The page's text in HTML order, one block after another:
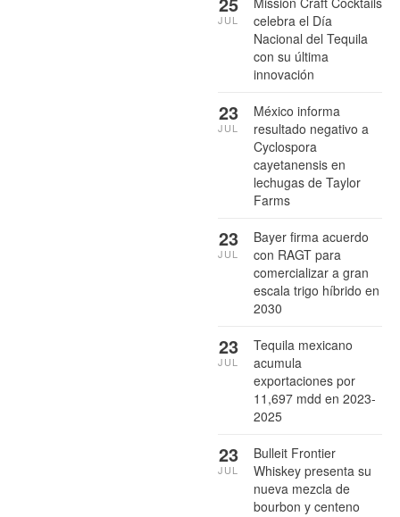
celebra el Día
Nacional del Tequila
con su última
innovación
JUL
México informa
resultado negativo a
Cyclospora
cayetanensis en
lechugas de Taylor
Farms
23
JUL
Bayer firma acuerdo
con RAGT para
comercializar a gran
escala trigo híbrido en
2030
23
JUL
Tequila mexicano
acumula
exportaciones por
11,697 mdd en 2023-
2025
23
JUL
Bulleit Frontier
Whiskey presenta su
nueva mezcla de
bourbon y centeno
23
JUL